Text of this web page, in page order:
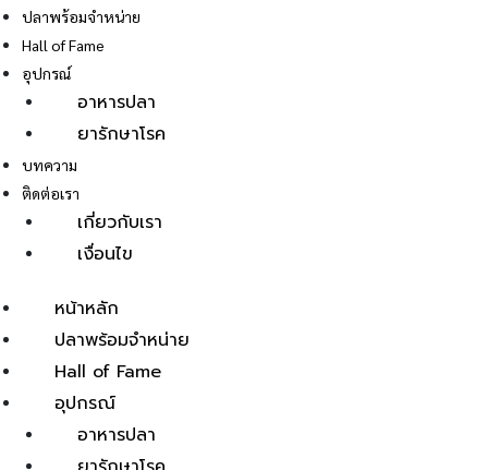
ปลาพร้อมจำหน่าย
Hall of Fame
อุปกรณ์
อาหารปลา
ยารักษาโรค
บทความ
ติดต่อเรา
เกี่ยวกับเรา
เงื่อนไข
หน้าหลัก
ปลาพร้อมจำหน่าย
Hall of Fame
อุปกรณ์
อาหารปลา